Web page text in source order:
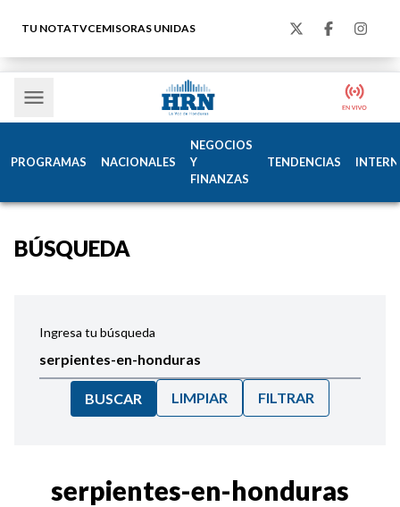
TU NOTATVCEMISORAS UNIDAS
PROGRAMAS NACIONALES
NEGOCIOS
Y
FINANZAS
TENDENCIAS
BÚSQUEDA
Ingresa tu búsqueda
BUSCAR LIMPIAR FILTRAR
serpientes-en-honduras